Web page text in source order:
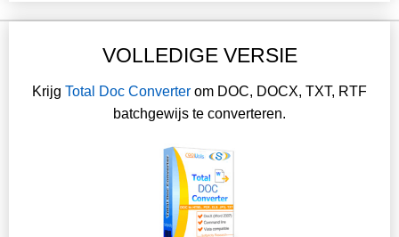
VOLLEDIGE VERSIE
Krijg Total Doc Converter om DOC, DOCX, TXT, RTF
batchgewijs te converteren.